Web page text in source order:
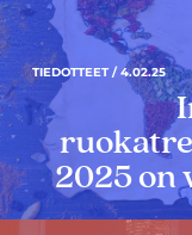
TIEDOTTEET / 4.02.25
2025 on